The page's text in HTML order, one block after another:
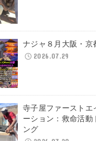
ナジャ８月大阪・京
2026.07.29
寺子屋ファーストエ
ーション：救命活動
ング